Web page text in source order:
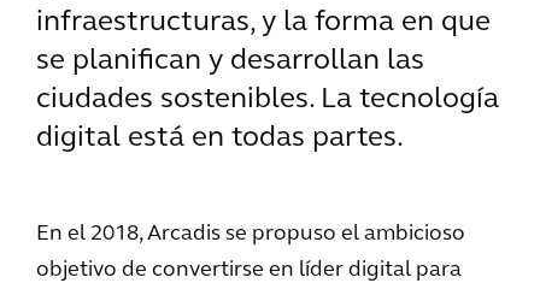
infraestructuras, y la forma en que
se planifican y desarrollan las
ciudades sostenibles. La tecnología
digital está en todas partes.
En el 2018, Arcadis se propuso el ambicioso
objetivo de convertirse en líder digital para